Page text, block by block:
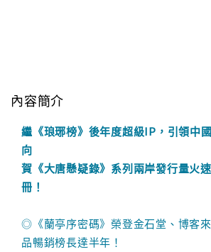
內容簡介
繼《琅琊榜》後年度超級IP，引領中
向
賀《大唐懸疑錄》系列兩岸發行量火
冊！
◎《蘭亭序密碼》榮登金石堂、博客
品暢銷榜長達半年！